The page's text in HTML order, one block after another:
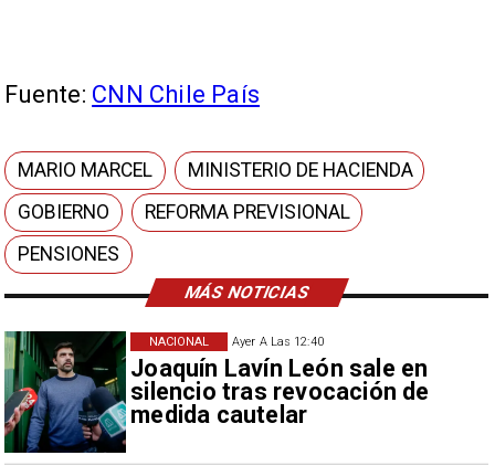
MÁS NOTICIAS
Ayer A Las 12:40
Joaquín Lavín León sale en
silencio tras revocación de
medida cautelar
NACIONAL
Fuente: CNN Chile País
MARIO MARCEL
MINISTERIO DE HACIENDA
GOBIERNO
REFORMA PREVISIONAL
PENSIONES